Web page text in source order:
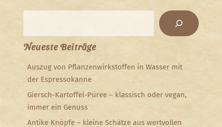
Neueste Beiträge
Auszug von Pflanzenwirkstoffen in Wasser mit
der Espressokanne
Giersch-Kartoffel-Püree – klassisch oder vegan,
immer ein Genuss
Antike Knöpfe – kleine Schätze aus wertvollen